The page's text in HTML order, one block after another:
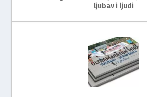
ljubav i ljudi